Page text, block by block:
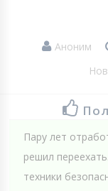
Аноним
Пару лет
решил
техники